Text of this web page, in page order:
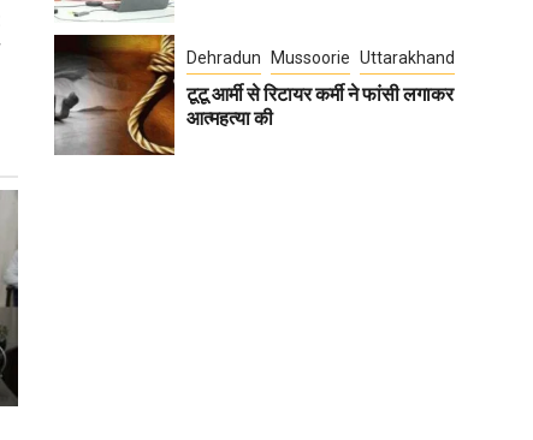
Dehradun Mussoorie Uttarakhand
टूटू आर्मी से रिटायर कर्मी ने फांसी लगाकर
आत्महत्या की